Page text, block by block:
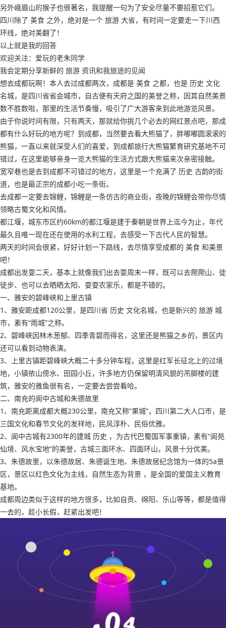
另外峨眉山的猴子也很著名，我提醒一句为了安全尽量不要招惹它们。
四川除了 美食 之外，绝对是一个 旅游 大省，有时间一定要走一下川西
环线，绝对美翻了！
以上就是我的回答
欢迎关注：爱玩的老朱同学
我会定期分享新鲜的 旅游 资讯和我旅途的见闻
想去成都玩啊！本人去过成都两次，成都是 美食 之都，也是 历史 文化
名城，是四川省省会城市，自古便有天府之国的美誉之称，因其自然美景
数不胜数啦，那里的生活节奏慢，吸引了广大游客来到此地游览风景。
由于你说时间有限，只有两天，那就给你挑几个必去的网红景点吧，那成
都有什么好玩的地方呢？到成都，当然要去看大熊猫了，胖嘟嘟圆滚滚的
熊猫，一直以来就深受人们的喜爱，到成都旅行大熊猫繁育研究基地不可
错过，在这里能够亲身一览大熊猫的生活方式跟大熊猫来次亲密接触。
宽窄巷也是去到成都不可错过的地方，这里是一个充满了 历史 古韵的街
道，也是最正宗的成都小吃一条街。
去成都一定要去锦鲤，锦鲤是一条仿古的商业街，夜晚的锦鲤会带你尽情
领略古蜀文化和风情。
都江堰，城东市区约60km的都江堰是建于秦朝是世界上迄今为止，年代
最久且唯一现在还在使用的水利工程，去感受一下古代人民的智慧。
两天的时间会很紧，好好计划一下路线，去尽情享受成都的 美食 和美景
吧！
成都出发耍二天，基本上就像我们出去耍周末一样，既可以去爬爬山、徒
徒步、也可以去晒晒太阳、耍耍农家乐，都是不错的。
一、雅安的碧峰峡和上里古镇
1、雅安距成都120公里，是四川省 历史 文化名城，也是新兴的 旅游 城
市，素有“雨城”之称。
2、碧峰峡因林木葱郁、四季青碧而得名，这里还是熊猫之乡的，景区内
还可以看到动物表演。
3、上里古镇距碧峰峡大概二十多分钟车程，这里是红军长征北上的过境
地，小镇依山傍水、田园小丘，许多地方仍保留明清风貌的吊脚楼的建
筑，雅安的雅鱼很有名，一定要去尝尝看哈。
二、南充的阆中古城和朱德故里
1、南充距离成都大概230公里，南充又称“果城”，四川第二大人口市，是
三国文化和春节文化的发祥地，民风淳朴、民俗优雅。
2、阆中古城有2300年的建城 历史 ，为古代巴蜀国军事重镇，素有“阆苑
仙境、风水宝地”的美誉，古城三面环水、四面环山，风景十分优美。
3、朱德故里，以朱德故居、朱德诞生地、朱德故居纪念馆为一体的5a景
区，景区以红色文化为主线，自然生态为背景 ，是全国的爱国主义教育
基地。
成都周边类似于这样的地方很多，比如自贡、绵阳、乐山等等，都是值得
一去的，趁小长假，赶紧出发吧！